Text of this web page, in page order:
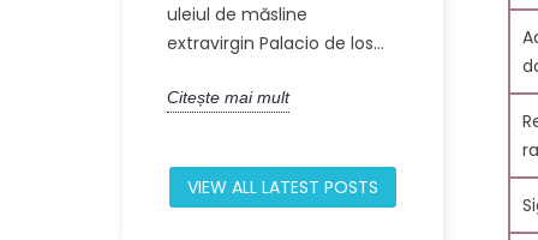
uleiul de măsline
extravirgin Palacio de los...
Citește mai mult
Citește mai
VIEW ALL LATEST POSTS